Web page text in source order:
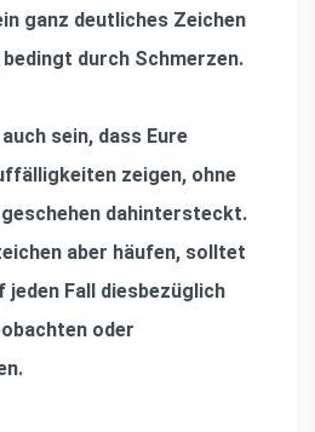
ganz deutliches Zeichen
durch Schmerzen.
sein, dass Eure
zeigen, ohne
dahintersteckt.
aber häufen, solltet
jeden Fall diesbezüglich
oder